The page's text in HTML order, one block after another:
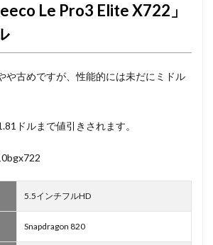
Le Pro3 Elite X722」
や古めですが、性能的には未だにミドル
ドルまで値引きされます。
5.5インチフルHD
Snapdragon 820